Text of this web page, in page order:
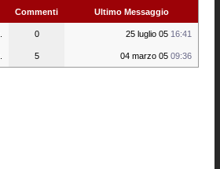
Commenti Ultimo Messaggio
0 25 luglio 05 16:41
5 04 marzo 05 09:36